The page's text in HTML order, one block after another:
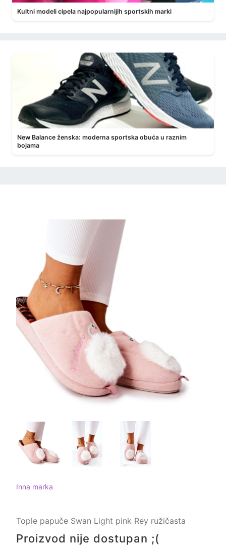
Kultni modeli cipela najpopularnijih sportskih marki
New Balance ženska: moderna sportska obuća u raznim
bojama
Inna marka
Tople papuče Swan Light pink Rey ružičasta
Proizvod nije dostupan ;(